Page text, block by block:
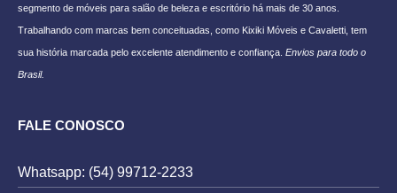
segmento de móveis para salão de beleza e escritório há mais de 30 anos.
Trabalhando com marcas bem conceituadas, como Kixiki Móveis e Cavaletti, tem
sua história marcada pelo excelente atendimento e confiança. Envios para todo o
Brasil.
FALE CONOSCO
Whatsapp: (54) 99712-2233